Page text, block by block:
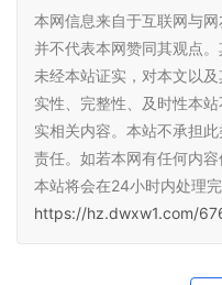
本网信息来自于互联网与
并不代表本网赞同其观点
未经本站证实，对本文以
实性、完整性、及时性本
实相关内容。本站不承担
责任。如若本网有任何内
本站将会在24小时内处理完
https://hz.dwxw1.com/